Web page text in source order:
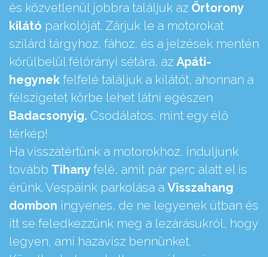
és közvetlenül jobbra találjuk az Őrtorony
kilátó parkolóját. Zárjuk le a motorokat
szilárd tárgyhoz, fához, és a jelzések mentén
körülbelül félórányi sétára, az Apáti-
hegynek felfelé találjuk a kilátót, ahonnan a
félszigetet körbe lehet látni egészen
Badacsonyig. Csodálatos, mint egy élő
térkép!
Ha visszatértünk a motorokhoz, induljunk
tovább Tihanyfelé, amit pár perc alatt el is
érünk. Vespáink parkolása a Visszahang
dombon ingyenes, de ne legyenek útban és
itt se feledkezzünk meg a lezárásukról, hogy
legyen, ami hazavisz bennünket.